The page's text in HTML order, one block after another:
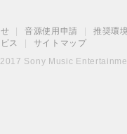
音源使用申請 推奨環
ス
サイトマップ
Sony Music